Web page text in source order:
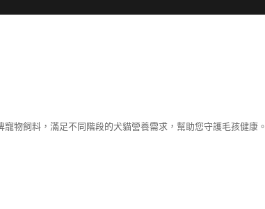
物飼料，滿足不同階段的犬貓營養需求，幫助您守護毛孩健康。